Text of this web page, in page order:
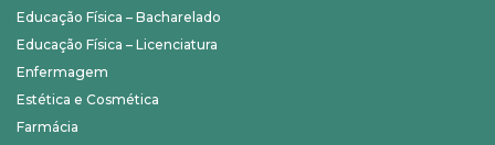
Educação Física – Bacharelado
Educação Física – Licenciatura
Enfermagem
Estética e Cosmética
Farmácia